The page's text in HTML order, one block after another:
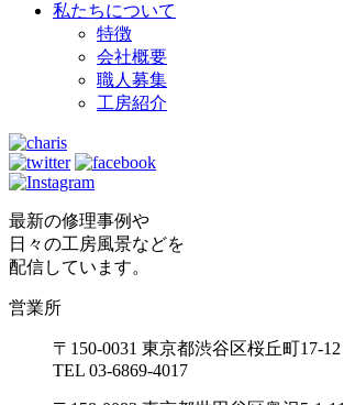
私たちについて
特徴
会社概要
職人募集
工房紹介
最新の修理事例や
日々の工房風景などを
配信しています。
営業所
〒150-0031 東京都渋谷区桜丘町17-12
TEL 03-6869-4017